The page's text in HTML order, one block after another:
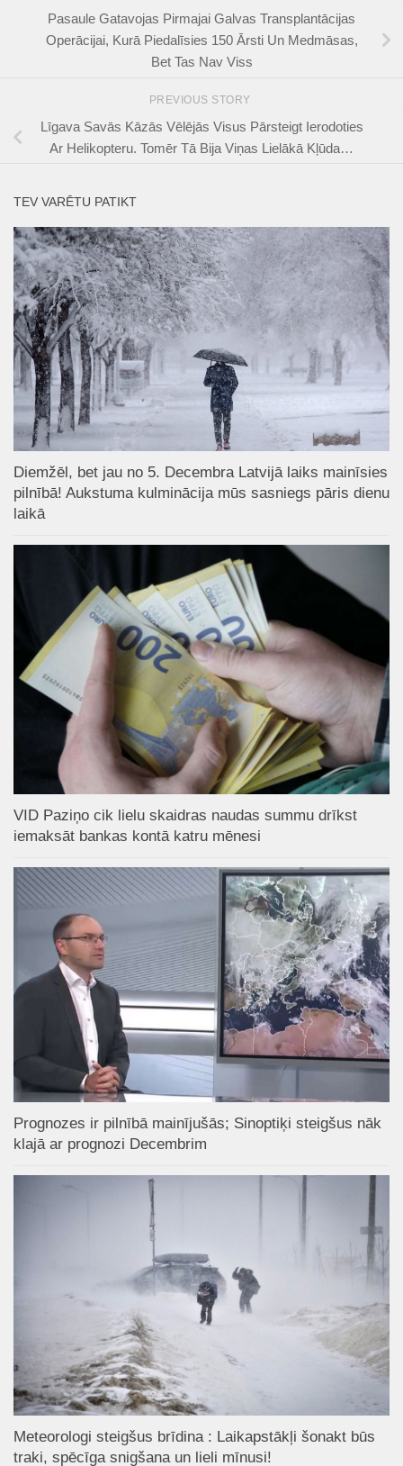
Pasaule Gatavojas Pirmajai Galvas Transplantācijas
Operācijai, Kurā Piedalīsies 150 Ārsti Un Medmāsas,
Bet Tas Nav Viss
PREVIOUS STORY
Līgava Savās Kāzās Vēlējās Visus Pārsteigt Ierodoties
Ar Helikopteru. Tomēr Tā Bija Viņas Lielākā Kļūda…
TEV VARĒTU PATIKT
Diemžēl, bet jau no 5. Decembra Latvijā laiks mainīsies
pilnībā! Aukstuma kulminācija mūs sasniegs pāris dienu
laikā
VID Paziņo cik lielu skaidras naudas summu drīkst
iemaksāt bankas kontā katru mēnesi
Prognozes ir pilnībā mainījušās; Sinoptiķi steigšus nāk
klajā ar prognozi Decembrim
Meteorologi steigšus brīdina : Laikapstākļi šonakt būs
traki, spēcīga snigšana un lieli mīnusi!